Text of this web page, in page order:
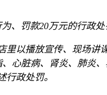
、罚款20万元的行政处
以播放宣传、现场讲
心脏病、肾炎、肺炎
行政处罚。